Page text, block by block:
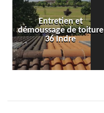
Entretien et
démoussage de toiture
36 Indre